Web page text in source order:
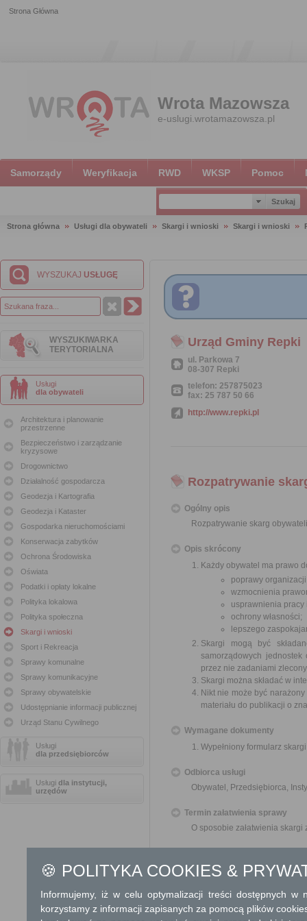
Strona Główna
Wrota Mazowsza
e-uslugi.wrotamazowsza.pl
Samorządy Weryfikacja RWD WKSP Pomoc
Strona główna Usługi dla obywateli Skargi i wnioski Skargi i wnioski
WYSZUKAJ USŁUGĘ
WYSZUKIWARKA
TERYTORIALNA
Usługi
dla obywateli
Architektura i planowanie
przestrzenne
Bezpieczeństwo i zarządzanie
kryzysowe
Drogownictwo
Działalność gospodarcza
Geodezja i Kartografia
Geodezja i Kataster
Gospodarka nieruchomościami
Konserwacja zabytków
Ochrona Środowiska
Oświata
Podatki i opłaty lokalne
Polityka lokalowa
Polityka społeczna
Skargi i wnioski
Sport i Rekreacja
Sprawy komunalne
Sprawy komunikacyjne
Sprawy obywatelskie
Udostępnianie informacji publicznej
Urząd Stanu Cywilnego
Usługi
dla przedsiębiorców
Usługi dla instytucji,
urzędów
Urząd Gminy Repki
ul. Parkowa 7
08-307 Repki
telefon: 257875023
fax: 25 787 50 66
http://www.repki.pl
Rozpatrywanie
Ogólny opis
Rozpatrywanie skarg obywateli
Opis skrócony
Każdy obywatel ma prawo
poprawy
wzmocnienia
usprawnienia
ochrony własności;
lepszego
Skargi mogą być
samorządowych
przez nie zadaniami
Skargi można składać w
Nikt nie może być
materiału do publikacji o
Wymagane dokumenty
Wypełniony formularz
Odbiorca usługi
Obywatel, Przedsiębiorca,
Termin załatwienia sprawy
O sposobie załatwienia
Dodatkowe
Opłata
🍪 POLITYKA COOKIES &
Informujemy, iż w celu optymalizacji treści dostępnych w
korzystamy z informacji zapisanych za pomocą plików